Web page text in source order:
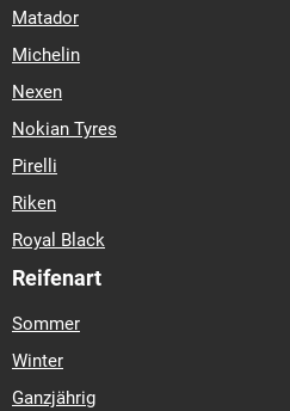
Matador
Michelin
Nexen
Nokian Tyres
Pirelli
Riken
Royal Black
Reifenart
Sommer
Winter
Ganzjährig